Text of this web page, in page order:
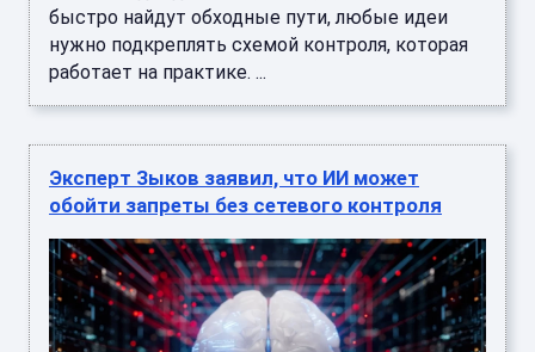
быстро найдут обходные пути, любые идеи
нужно подкреплять схемой контроля, которая
работает на практике. ...
Эксперт Зыков заявил, что ИИ может
обойти запреты без сетевого контроля